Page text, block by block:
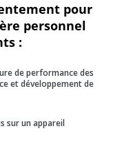
pour
personnel
:
de performance des
et développement de
sur un appareil